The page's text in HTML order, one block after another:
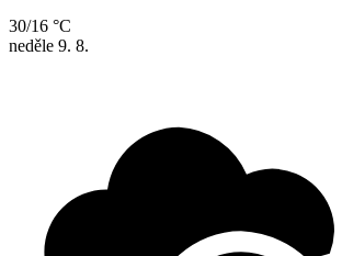
30/16 °C
neděle 9. 8.